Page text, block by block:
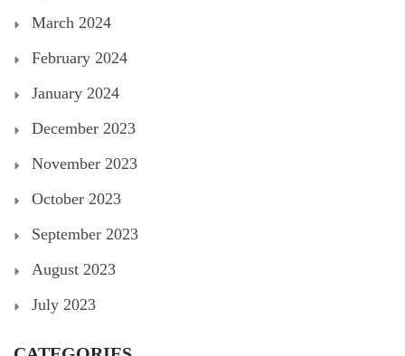
March 2024
February 2024
January 2024
December 2023
November 2023
October 2023
September 2023
August 2023
July 2023